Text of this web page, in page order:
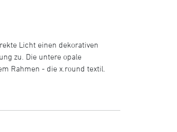
Licht einen dekorativen
zu. Die untere opale
Rahmen - die x.round textil.